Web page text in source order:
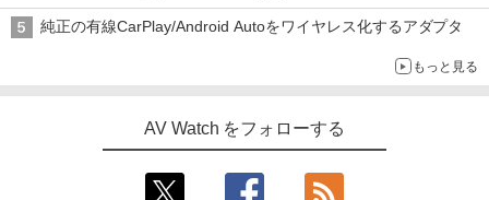
純正の有線CarPlay/Android Autoをワイヤレス化するアダプタ
もっと見る
AV Watch をフォローする